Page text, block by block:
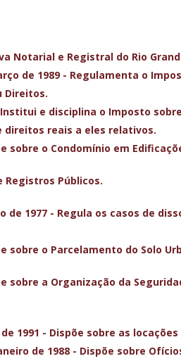
Notarial e Registral do Rio
de 1989 - Regulamenta o
Direitos.
Institui e disciplina o Imposto
direitos reais a eles relativos.
sobre o Condomínio em
Registros Públicos.
de 1977 - Regula os casos de
sobre o Parcelamento do Solo
sobre a Organização da
1991 - Dispõe sobre as
de 1988 - Dispõe sobre